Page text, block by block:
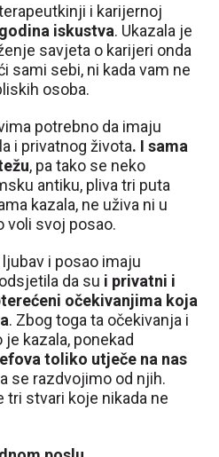
i karijernoj
iskustva. Ukazala je
savjeta o karijeri onda
sami sebi, ni kada vam ne
osoba.
potrebno da imaju
i privatnog života. I sama
, pa tako se neko
antiku, pliva tri puta
kazala, ne uživa ni u
voli svoj posao.
i posao imaju
da su i privatni i
očekivanjima koja
. Zbog toga ta očekivanja i
kazala, ponekad
toliko utječe na nas
se razdvojimo od njih.
tri stvari koje nikada ne